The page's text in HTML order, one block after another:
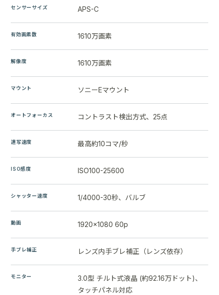
センサーサイズ APS-C
有効画素数 1610万画素
解像度 1610万画素
マウント ソニーEマウント
オートフォーカス コントラスト検出方式、25点
連写速度 最高約10コマ/秒
ISO感度 ISO100-25600
シャッター速度 1/4000-30秒、バルブ
動画 1920x1080 60p
手ブレ補正 レンズ内手ブレ補正（レンズ依存）
モニター
3.0型 チルト式液晶 (約92.16万ドット)、
タッチパネル対応